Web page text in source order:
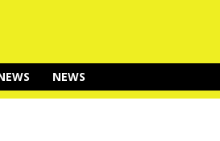
NEWS